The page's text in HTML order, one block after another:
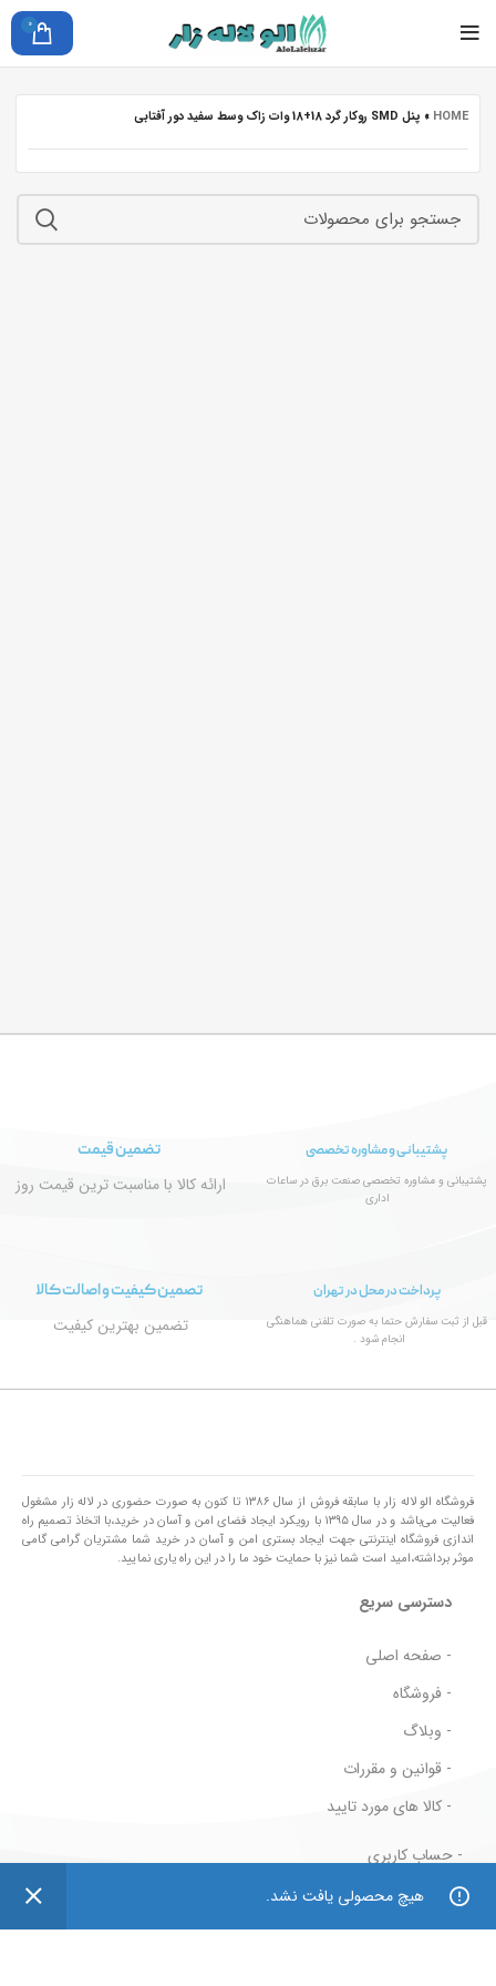
0
HOME
» پنل SMD روکار گرد 18+18 وات زاک وسط سفید دور آفتابی
هیچ محصولی یافت نشد.
پشتیبانی و مشاوره تخصصی
پشتیبانی و مشاوره تخصصی صنعت برق در ساعات
اداری
تضمین قیمت
ارائه کالا با مناسبت ترین قیمت روز
پرداخت در محل در تهران
قبل از ثبت سفارش حتما به صورت تلفنی هماهنگی
انجام شود .
تصمین کیفیت و اصالت کالا
تضمین بهترین کیفیت
فروشگاه الو لاله زار با سابقه فروش از سال ۱۳۸۶ تا کنون به صورت حضوری در لاله زار مشغول
فعالیت می‌باشد و در سال ۱۳۹۵ با رویکرد ایجاد فضای امن و آسان در خرید،با اتخاذ تصمیم راه
اندازی فروشگاه اینترنتی جهت ایجاد بستری امن و آسان در خرید شما مشتریان گرامی گامی
موثر برداشته،امید است شما نیز با حمایت خود ما را در این راه یاری نمایید.
دسترسی سریع
- صفحه اصلی
- فروشگاه
- وبلاگ
- قوانین و مقررات
- کالا های مورد تایید
- حساب کاربری
- سبد خرید
- پیگیری سفارش